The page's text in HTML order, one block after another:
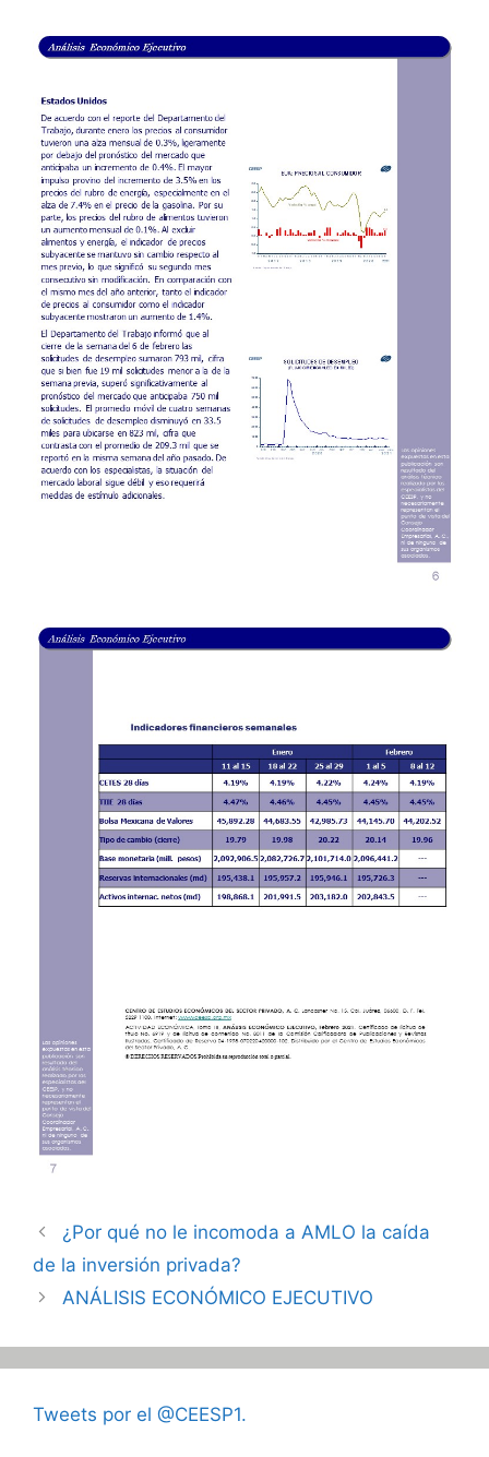
¿Por qué no le incomoda a AMLO la caída
de la inversión privada?
ANÁLISIS ECONÓMICO EJECUTIVO
Tweets por el @CEESP1.